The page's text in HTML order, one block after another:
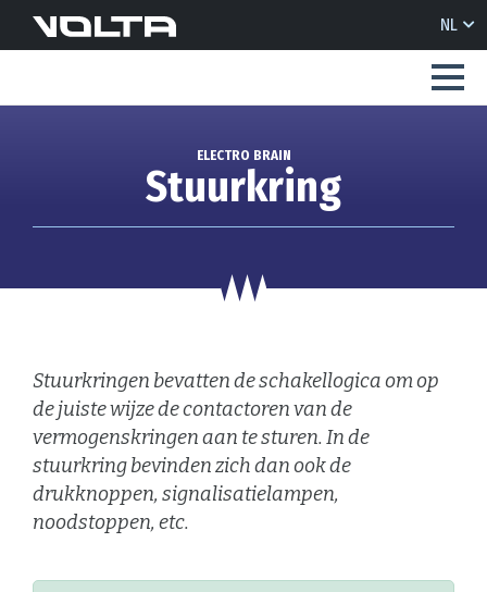
NL
ELECTRO BRAIN
Stuurkring
Stuurkringen bevatten de schakellogica om op
de juiste wijze de contactoren van de
vermogenskringen aan te sturen. In de
stuurkring bevinden zich dan ook de
drukknoppen, signalisatielampen,
noodstoppen, etc.